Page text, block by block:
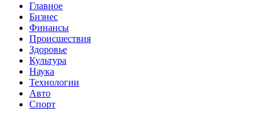
Главное
Бизнес
Финансы
Происшествия
Здоровье
Культура
Наука
Технологии
Авто
Спорт